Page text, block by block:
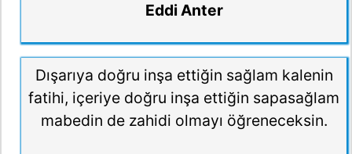
Eddi Anter
Dışarıya doğru inşa ettiğin sağlam kalenin
fatihi, içeriye doğru inşa ettiğin sapasağlam
mabedin de zahidi olmayı öğreneceksin.